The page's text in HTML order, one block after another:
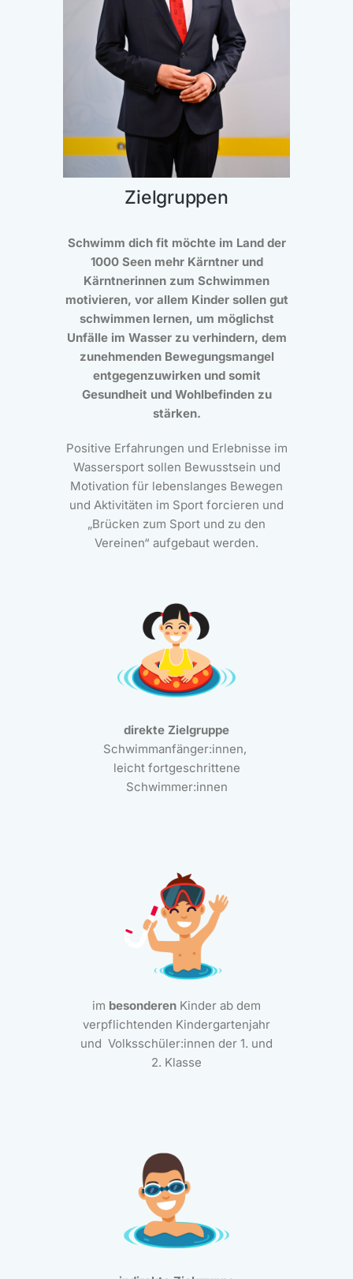
Zielgruppen
Schwimm dich fit möchte im Land der
1000 Seen mehr Kärntner und
Kärntnerinnen zum Schwimmen
motivieren, vor allem Kinder sollen gut
schwimmen lernen, um möglichst
Unfälle im Wasser zu verhindern, dem
zunehmenden Bewegungsmangel
entgegenzuwirken und somit
Gesundheit und Wohlbefinden zu
stärken.
Positive Erfahrungen und Erlebnisse im
Wassersport sollen Bewusstsein und
Motivation für lebenslanges Bewegen
und Aktivitäten im Sport forcieren und
„Brücken zum Sport und zu den
Vereinen“ aufgebaut werden.
direkte Zielgruppe
Schwimmanfänger:innen,
leicht fortgeschrittene
Schwimmer:innen
im besonderen Kinder ab dem
verpflichtenden Kindergartenjahr
und Volksschüler:innen der 1. und
2. Klasse